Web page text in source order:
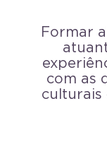
Formar
com as
culturais